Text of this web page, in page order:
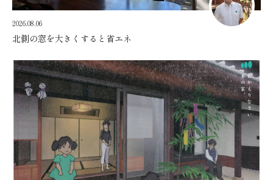
2026.08.06
北側の窓を大きくすると省エネ